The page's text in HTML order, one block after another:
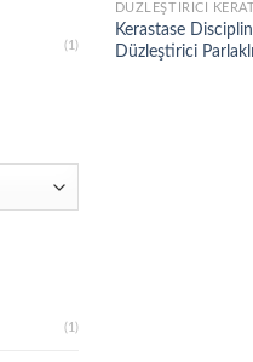
(1)
(1)
DÜZLEŞTIRICI
Kerastase
Düzleştirici